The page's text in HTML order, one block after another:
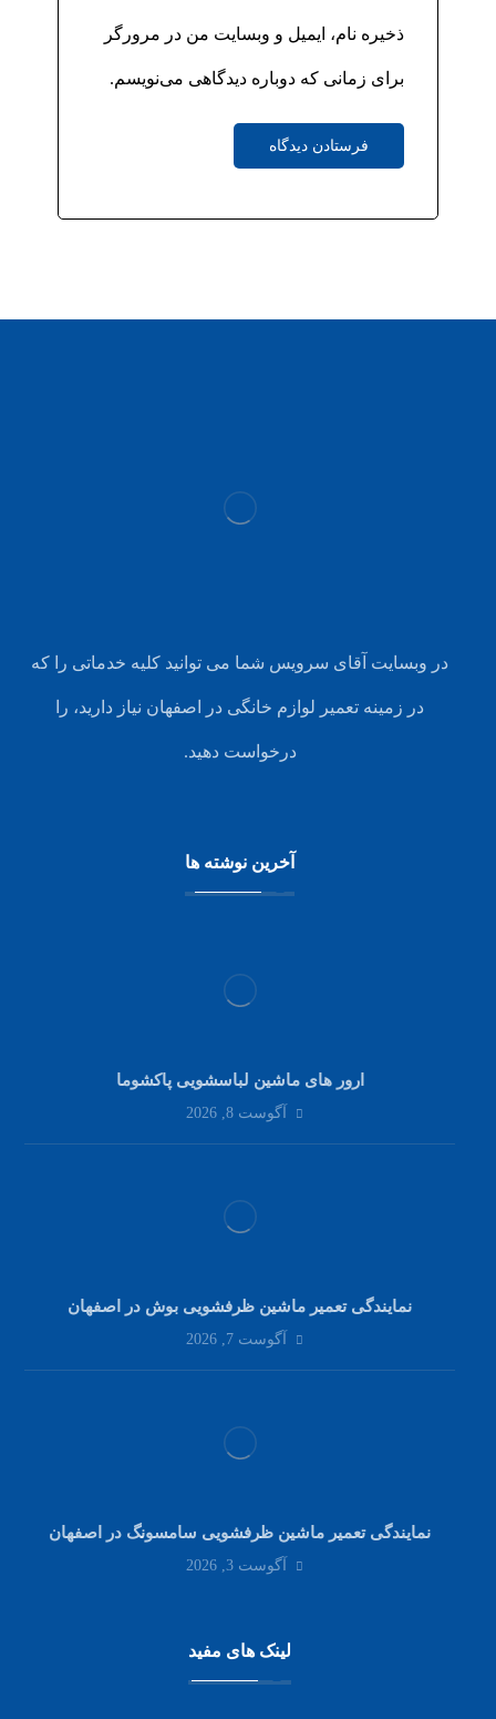
ذخیره نام، ایمیل و وبسایت من در مرورگر
برای زمانی که دوباره دیدگاهی می‌نویسم.
در وبسایت آقای سرویس شما می توانید کلیه خدماتی را که
در زمینه تعمیر لوازم خانگی در اصفهان نیاز دارید، را
درخواست دهید.
آخرین نوشته ها
ارور های ماشین لباسشویی پاکشوما
آگوست 8, 2026
نمایندگی تعمیر ماشین ظرفشویی بوش در اصفهان
آگوست 7, 2026
نمایندگی تعمیر ماشین ظرفشویی سامسونگ در اصفهان
آگوست 3, 2026
لینک های مفید